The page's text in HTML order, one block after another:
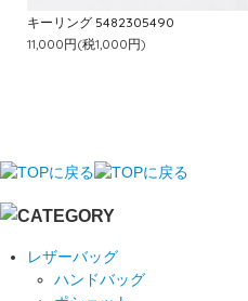
キーリング 5482305490
11,000円(税1,000円)
レザーバッグ
ハンドバッグ